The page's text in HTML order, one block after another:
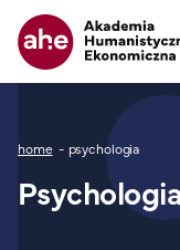
Główna
Dla kandydata
Wszystkie kierunki
Ścieżka
home psychologia